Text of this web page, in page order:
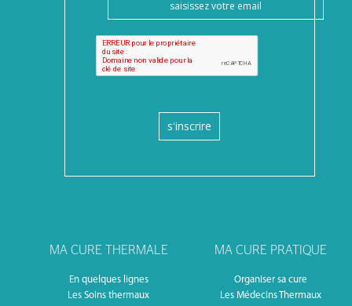
s'inscrire
MA CURE THERMALE
En quelques lignes
Les Soins thermaux
MA CURE PRATIQUE
Organiser sa cure
Les Médecins Thermaux